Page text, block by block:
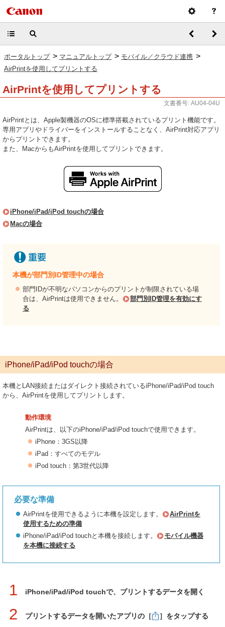
ポータルトップ > マニュアルトップ > モバイル／クラウド連携 >
AirPrintを使用してプリントする
AirPrintを使用してプリントする
文書番号: AU04-04U
AirPrintとは、Apple製機器のOSに標準搭載されているプリント機能です。
専用アプリやドライバーをインストールすることなく、AirPrint対応アプリ
からプリントできます。
また、MacからもAirPrintを使用してプリントできます。
iPhone/iPad/iPod touchの場合
Macの場合
本機が部門別ID管理中の場合
部門IDが不明なパソコンからのプリントが制限されている場
合は、AirPrintは使用できません。
部門別ID管理を有効にす
る
iPhone/iPad/iPod touchの場合
本機とLAN接続またはダイレクト接続されているiPhone/iPad/iPod touch
から、AirPrintを使用してプリントします。
動作環境
AirPrintは、以下のiPhone/iPad/iPod touchで使用できます。
iPhone：3GS以降
iPad：すべてのモデル
iPod touch：第3世代以降
必要な準備
AirPrintを使用できるように本機を設定します。
AirPrintを
使用するための準備
iPhone/iPad/iPod touchと本機を接続します。
モバイル機器
を本機に接続する
1 iPhone/iPad/iPod touchで、プリントするデータを開く
2 プリントするデータを開いたアプリの［ ］をタップする